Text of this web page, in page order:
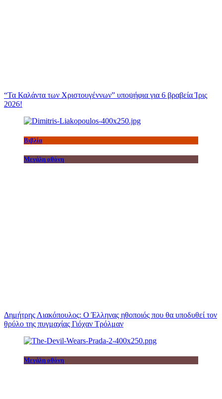
“Τα Καλάντα των Χριστουγέννων” υποψήφια για 6 βραβεία Ίρις
2026!
Βιβλία
Μεγάλη οθόνη
Δημήτρης Λιακόπουλος: Ο Έλληνας ηθοποιός που θα υποδυθεί τον
θρύλο της πυγμαχίας Γιόχαν Τρόλμαν
Μεγάλη οθόνη